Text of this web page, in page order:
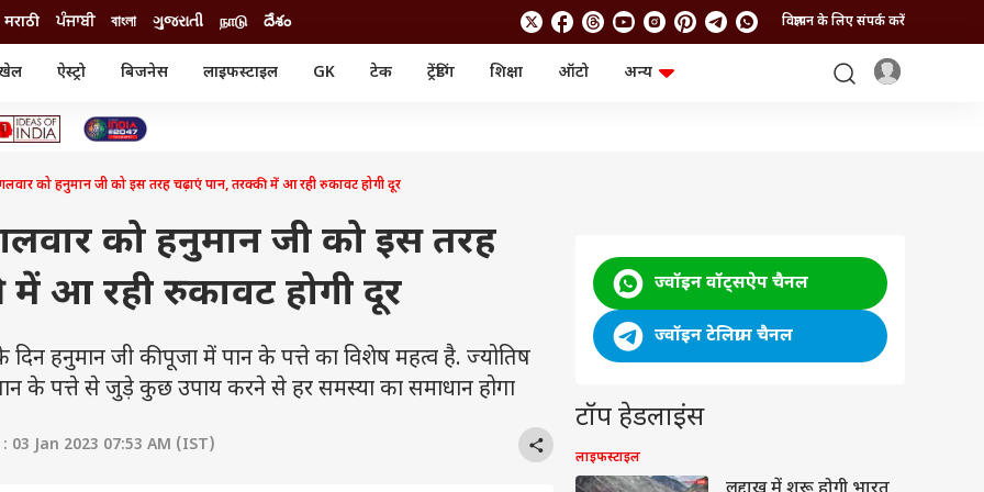
मराठी ਪੰਜਾਬੀ বাংলা ગુજરાતી நாடு దేశం विज्ञापन के लिए संपर्क करें
ऐस्ट्रो बिजनेस लाइफस्टाइल GK टेक ट्रेंडिंग शिक्षा ऑटो
अन्य
सिनेमा
मोबाइल
गैजेट
रिजल्ट
नौकरी
वेब स्टोरीज फोटो गैलरी
जनरल नॉलेज
यूटिलिटी न्यूज़
को हनुमान जी को इस तरह चढ़ाएं पान, तरक्की में आ रही रुकावट होगी दूर
को हनुमान जी को इस तरह
में आ रही रुकावट होगी दूर
हनुमान जी की पूजा में पान के पत्ते का विशेष महत्व है. ज्योतिष
के पत्ते से जुड़े कुछ उपाय करने से हर समस्या का समाधान होगा
Jan 2023 07:53 AM (IST)
ज्वॉइन वॉट्सऐप चैनल
ज्वॉइन टेलिग्राम चैनल
टॉप हेडलाइंस
लाइफस्टाइल